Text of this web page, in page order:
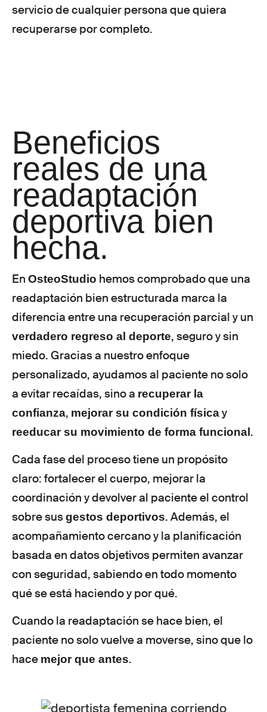
servicio de cualquier persona que quiera
recuperarse por completo.
Beneficios
reales de una
readaptación
deportiva bien
hecha.
En OsteoStudio hemos comprobado que una
readaptación bien estructurada marca la
diferencia entre una recuperación parcial y un
verdadero regreso al deporte, seguro y sin
miedo. Gracias a nuestro enfoque
personalizado, ayudamos al paciente no solo
a evitar recaídas, sino a recuperar la
confianza, mejorar su condición físicay
reeducar su movimiento de forma funcional.
Cada fase del proceso tiene un propósito
claro: fortalecer el cuerpo, mejorar la
coordinación y devolver al paciente el control
sobre susgestos deportivos. Además, el
acompañamiento cercano y la planificación
basada en datos objetivos permiten avanzar
con seguridad, sabiendo en todo momento
qué se está haciendo y por qué.
Cuando la readaptación se hace bien, el
paciente no solo vuelve a moverse, sino que lo
hace mejor que antes.